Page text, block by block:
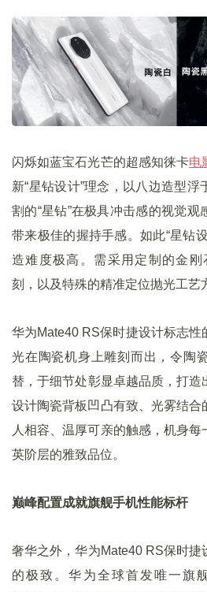
闪烁如蓝宝石光芒的超感知徕卡电
新“星钻设计”理念，以八边造型浮
割的“星钻”在极具冲击感的视觉
带来极佳的握持手感。如此“星钻
造难度极高。需采用定制的金
刻，以及特殊的精准定位抛光工艺
华为Mate40 RS保时捷设计标志性
光在陶瓷机身上雕刻而出，令陶
替，于细节处彰显卓越品质，打造
设计陶瓷背板凹凸有致、光雾结合
人相容、温厚可亲的触感，机身
英阶层的雅致品位。
巅峰配置成就旗舰手机性能标杆
奢华之外，华为Mate40 RS保时捷
的极致。华为全球首发唯一旗